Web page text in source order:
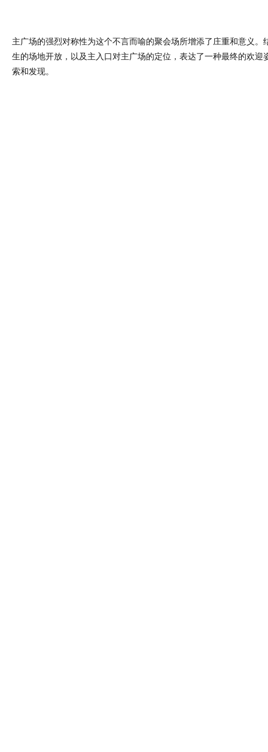
主广场的强烈对称性为这个不言而喻的聚会场所增添了庄重和意义。
生的场地开放，以及主入口对主广场的定位，表达了一种最终的欢迎
索和发现。